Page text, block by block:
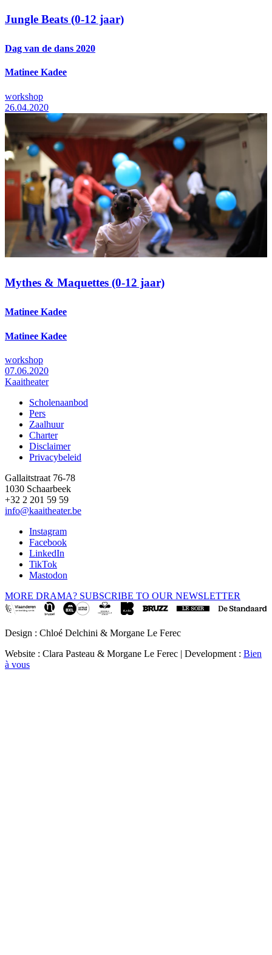
Jungle Beats (0-12 jaar)
Dag van de dans 2020
Matinee Kadee
workshop
26.04.2020
Mythes & Maquettes (0-12 jaar)
Matinee Kadee
Matinee Kadee
workshop
07.06.2020
Kaaitheater
Footer
Scholenaanbod
Pers
Zaalhuur
Charter
Disclaimer
Privacybeleid
Gallaitstraat 76-78
1030 Schaarbeek
+32 2 201 59 59
info@kaaitheater.be
Instagram
Facebook
LinkedIn
TikTok
Mastodon
MORE DRAMA? SUBSCRIBE TO OUR NEWSLETTER
Design : Chloé Delchini & Morgane Le Ferec
Website : Clara Pasteau & Morgane Le Ferec | Development : Bien
à vous